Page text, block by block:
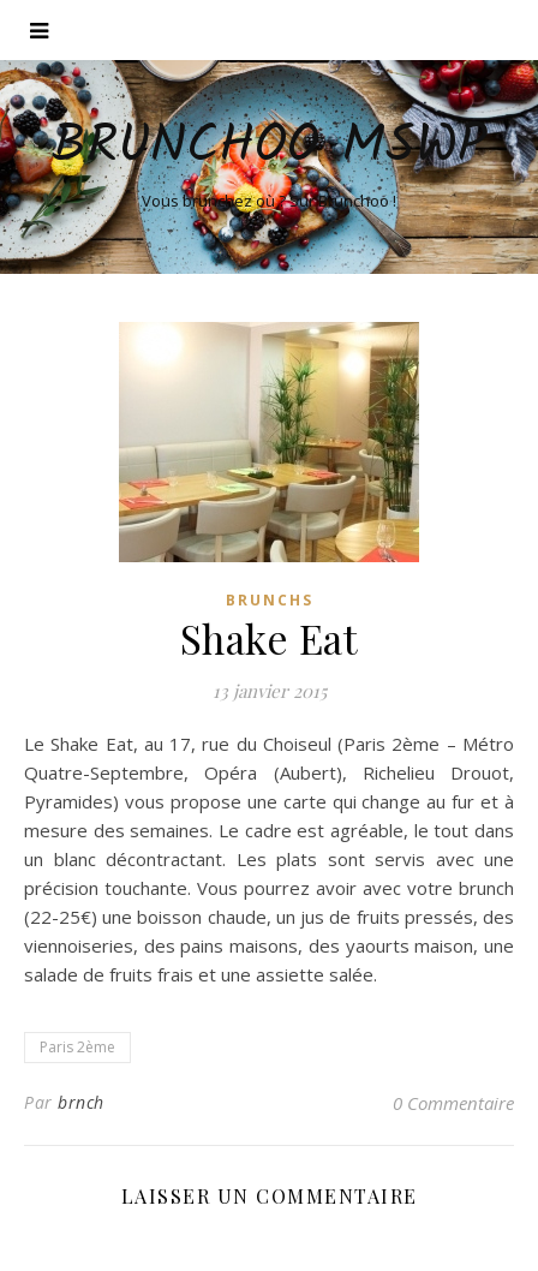
BRUNCHOO MSWP
Vous brunchez où ? Sur Brunchoo !
BRUNCHS
Shake Eat
13 janvier 2015
Le Shake Eat, au 17, rue du Choiseul (Paris 2ème – Métro
Quatre-Septembre, Opéra (Aubert), Richelieu Drouot,
Pyramides) vous propose une carte qui change au fur et à
mesure des semaines. Le cadre est agréable, le tout dans
un blanc décontractant. Les plats sont servis avec une
précision touchante. Vous pourrez avoir avec votre brunch
(22-25€) une boisson chaude, un jus de fruits pressés, des
viennoiseries, des pains maisons, des yaourts maison, une
salade de fruits frais et une assiette salée.
Paris 2ème
Par brnch 0 Commentaire
LAISSER UN COMMENTAIRE